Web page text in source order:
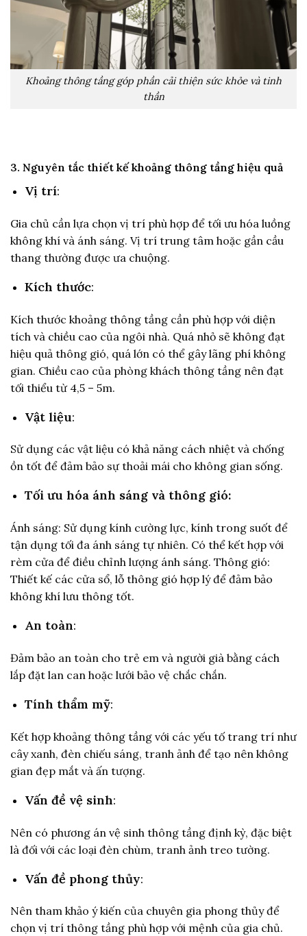
Khoảng thông tầng góp phần cải thiện sức khỏe và tinh
thần
3. Nguyên tắc thiết kế khoảng thông tầng hiệu quả
Vị trí:
Gia chủ cần lựa chọn vị trí phù hợp để tối ưu hóa luồng
không khí và ánh sáng. Vị trí trung tâm hoặc gần cầu
thang thường được ưa chuộng.
Kích thước:
Kích thước khoảng thông tầng cần phù hợp với diện
tích và chiều cao của ngôi nhà. Quá nhỏ sẽ không đạt
hiệu quả thông gió, quá lớn có thể gây lãng phí không
gian. Chiều cao của phòng khách thông tầng nên đạt
tối thiểu từ 4,5 – 5m.
Vật liệu:
Sử dụng các vật liệu có khả năng cách nhiệt và chống
ồn tốt để đảm bảo sự thoải mái cho không gian sống.
Tối ưu hóa ánh sáng và thông gió:
Ánh sáng: Sử dụng kính cường lực, kính trong suốt để
tận dụng tối đa ánh sáng tự nhiên. Có thể kết hợp với
rèm cửa để điều chỉnh lượng ánh sáng. Thông gió:
Thiết kế các cửa sổ, lỗ thông gió hợp lý để đảm bảo
không khí lưu thông tốt.
An toàn:
Đảm bảo an toàn cho trẻ em và người già bằng cách
lắp đặt lan can hoặc lưới bảo vệ chắc chắn.
Tính thẩm mỹ:
Kết hợp khoảng thông tầng với các yếu tố trang trí như
cây xanh, đèn chiếu sáng, tranh ảnh để tạo nên không
gian đẹp mắt và ấn tượng.
Vấn đề vệ sinh:
Nên có phương án vệ sinh thông tầng định kỳ, đặc biệt
là đối với các loại đèn chùm, tranh ảnh treo tường.
Vấn đề phong thủy:
Nên tham khảo ý kiến của chuyên gia phong thủy để
chọn vị trí thông tầng phù hợp với mệnh của gia chủ.